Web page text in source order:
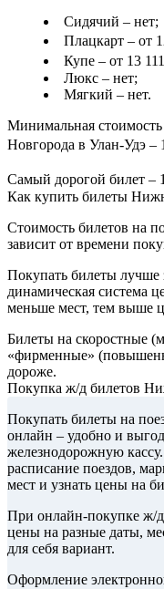
Сидячий – нет;
Плацкарт – от
Купе – от 13
Люкс – нет;
Мягкий – нет.
Минимальная
Новгорода в Улан-Удэ –
Самый дорогой билет –
Как купить билеты
Стоимость билетов на
зависит от времени
Покупать билеты лучше
динамическая система
меньше мест, тем выше
Билеты на скоростные
«фирменные»
дороже.
Покупка ж/д билетов
Покупать билеты на
онлайн – удобно и
железнодорожную
расписание поездов,
мест и узнать цены на
При онлайн-покупке ж/д
цены на разные даты,
для себя вариант.
Оформление